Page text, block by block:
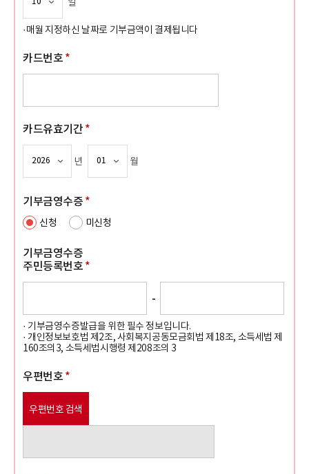
일
·매월 지정하신 날짜로 기부금액이 결제됩니다
카드번호 *
카드유효기간 *
년 월
기부금영수증 *
신청 미신청
기부금영수증
주민등록번호 *
-
· 기부금영수증발급을 위한 필수 정보입니다.
· 개인정보보호법 제2조, 사회복지공동모금회법 제18조, 소득세법 제
160조의3, 소득세법시행령 제208조의 3
우편번호 *
우편번호 검색